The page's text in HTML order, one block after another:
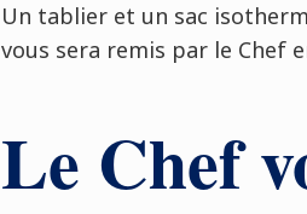
Un tablier et un sac
vous sera remis par le Chef
Le Chef